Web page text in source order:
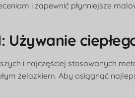
i zapewnić płynniejsze
Używanie
i najczęściej stosowanych
żelazkiem. Aby osiągnąć